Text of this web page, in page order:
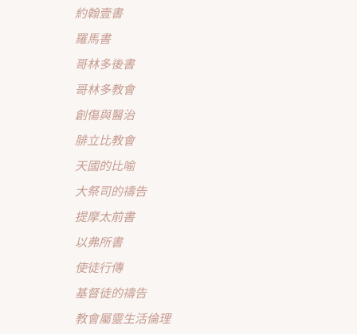
約翰壹書
羅馬書
哥林多後書
哥林多教會
創傷與醫治
腓立比教會
天國的比喻
大祭司的禱告
提摩太前書
以弗所書
使徒行傳
基督徒的禱告
教會屬靈生活倫理